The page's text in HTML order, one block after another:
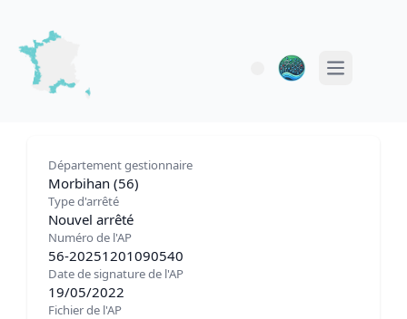
Open main
Département gestionnaire
Morbihan (56)
Type d'arrêté
Nouvel arrêté
Numéro de l'AP
56-20251201090540
Date de signature de l'AP
19/05/2022
Fichier de l'AP